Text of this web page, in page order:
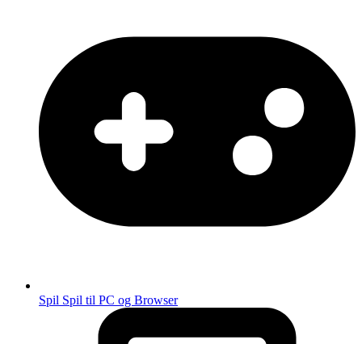
Spil Spil til PC og Browser